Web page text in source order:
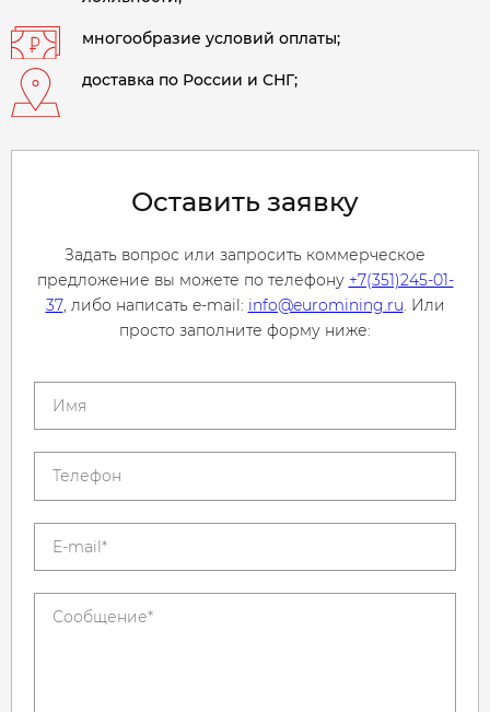
многообразие условий оплаты;
доставка по России и СНГ;
Оставить заявку
Задать вопрос или запросить коммерческое
предложение вы можете по телефону +7(351)245-01-
37, либо написать e-mail: info@euromining.ru. Или
просто заполните форму ниже: